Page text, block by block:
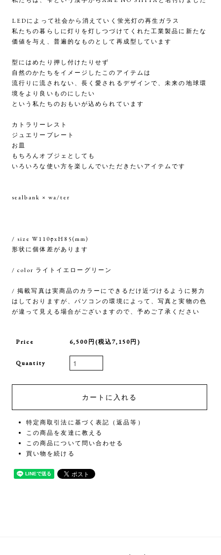
LEDによって社会から消えていく蛍光灯の再生ガラス
私たちの暮らしに灯りを灯しつづけてくれた工業製品に新たな
価値を与え、普遍的なものとして再成型しています
型にはめたり押し付けたりせず
自然のかたちをイメージしたこのアイテムは
流行りに流されない、長く愛されるデザインで、未来の地球環
境をより良いものにしたい
という私たちのおもいが込められています
カトラリーレスト
ジュエリープレート
お皿
もちろんオブジェとしても
いろいろな使い方を楽しんでいただきたいアイテムです
sealbank × wa/ter
/ size W110φxH85(mm)
形状に個体差があります
/ color ライトイエローグリーン
/ 掲載写真は実商品のカラーにできるだけ近づけるように努力
はしておりますが、パソコンの環境によって、写真と実物の色
が違って見える場合がございますので、予めご了承ください
Price 6,500円(税込7,150円)
Quantity
特定商取引法に基づく表記（返品等）
この商品を友達に教える
この商品について問い合わせる
買い物を続ける